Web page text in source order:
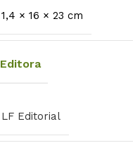
1,4 × 16 × 23 cm
Editora
LF Editorial